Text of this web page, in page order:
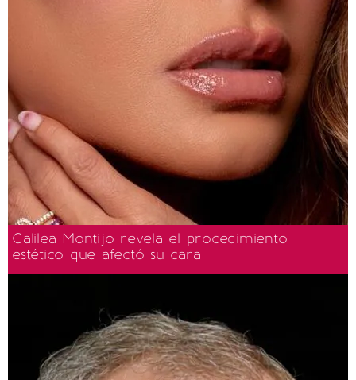
Galilea Montijo revela el procedimiento
estético que afectó su cara